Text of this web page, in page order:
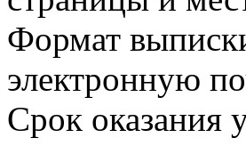
Формат
электронную
Срок оказания